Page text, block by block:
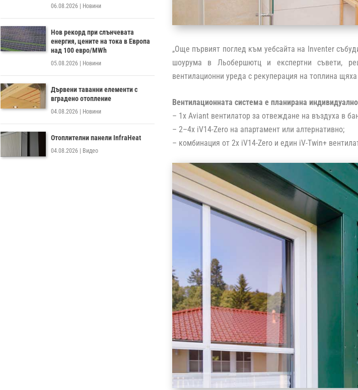
06.08.2026 | Новини
Нов рекорд при слънчевата
енергия, цените на тока в Европа
над 100 евро/MWh
05.08.2026 | Новини
Дървени таванни елементи с
вградено отопление
04.08.2026 | Новини
Отоплителни панели InfraHeat
04.08.2026 | Видео
„Още първият поглед към уебсайта на Inventer
шоурума в Льобершютц и експертни съвети,
вентилационни уреда с рекуперация на топлина
Вентилационната система е планирана
– 1x Aviant вентилатор за отвеждане на въздуха в
– 2–4x iV14-Zero на апартамент или алтернативно;
– комбинация от 2x iV14-Zero и един iV-Twin+